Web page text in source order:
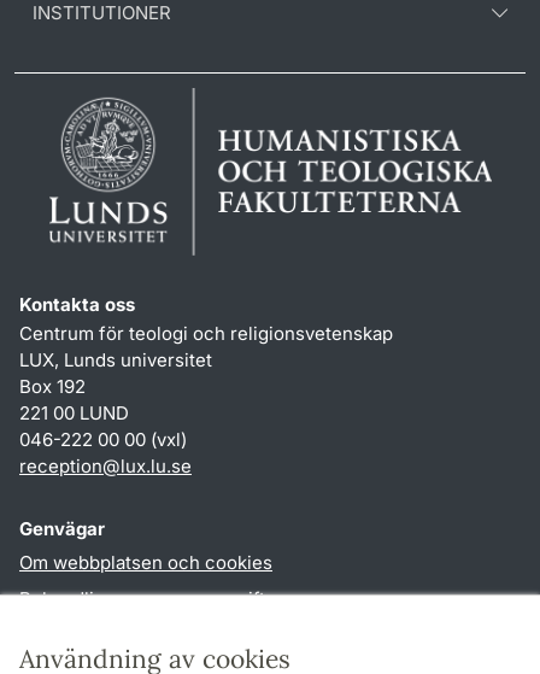
Användning av cookies
INSTITUTIONER
Kontakta oss
Centrum för teologi och religionsvetenskap
LUX, Lunds universitet
Box 192
221 00 LUND
046-222 00 00 (vxl)
reception@lux.lu.se
Genvägar
Om webbplatsen och cookies
Behandling av personuppgifter